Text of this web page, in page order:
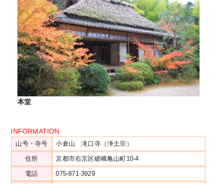
本堂
INFORMATION
山号・寺号
小倉山 滝口寺（浄土宗）
住所 京都市右京区嵯峨亀山町10-4
電話 075-871-3929